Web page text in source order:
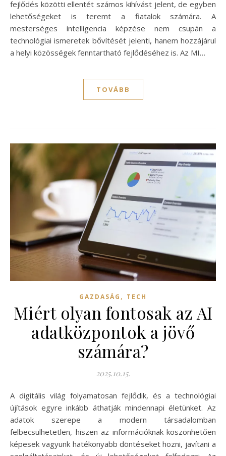
fejlődés közötti ellentét számos kihívást jelent, de egyben
lehetőségeket is teremt a fiatalok számára. A
mesterséges intelligencia képzése nem csupán a
technológiai ismeretek bővítését jelenti, hanem hozzájárul
a helyi közösségek fenntartható fejlődéséhez is. Az MI…
TOVÁBB
GAZDASÁG , TECH
Miért olyan fontosak az AI
adatközpontok a jövő
számára?
2025.10.15.
A digitális világ folyamatosan fejlődik, és a technológiai
újítások egyre inkább áthatják mindennapi életünket. Az
adatok szerepe a modern társadalomban
felbecsülhetetlen, hiszen az információknak köszönhetően
képesek vagyunk hatékonyabb döntéseket hozni, javítani a